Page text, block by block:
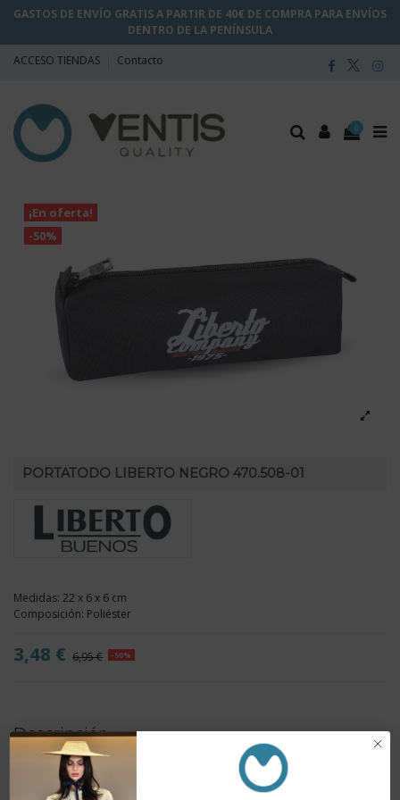
GASTOS DE ENVÍO GRATIS A PARTIR DE 40€ DE COMPRA PARA ENVÍOS
DENTRO DE LA PENÍNSULA
ACCESO TIENDAS Contacto
0
¡En oferta!
-50%
PORTATODO LIBERTO NEGRO 470.508-01
Medidas: 22 x 6 x 6 cm
Composición: Poliéster
3,48 € 6,95 € -50%
Descripción
- Portatodo a juego